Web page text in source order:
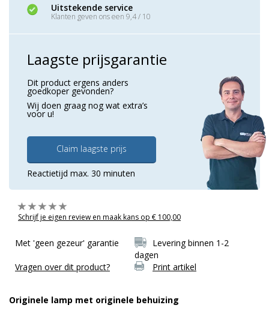
Uitstekende service
Klanten geven ons een 9,4 / 10
Laagste prijsgarantie
Dit product ergens anders
goedkoper gevonden?
Wij doen graag nog wat extra’s
voor u!
Claim laagste prijs
Reactietijd max. 30 minuten
Schrijf je eigen review en maak kans op € 100,00
Met 'geen gezeur' garantie
Levering binnen 1-2
dagen
Vragen over dit product?
Print artikel
Originele lamp met originele behuizing